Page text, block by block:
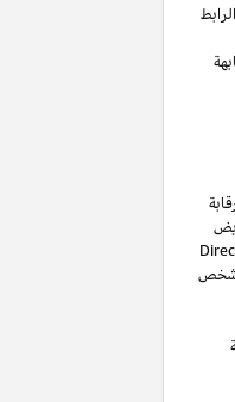
شخص